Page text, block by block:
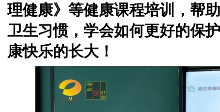
理健康》等健康课程培训，帮
卫生习惯，学会如何更好的保
康快乐的长大！